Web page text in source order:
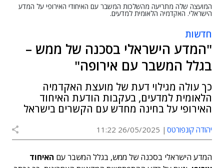
המועצה שלה מתריעה מהשלכות המשבר עם האיחודי האירופי על המדע
הישראלי. האקדמיה הלאומית למדעים.
חדשות
"המדע הישראלי בסכנה של ממש –
בגלל המשבר עם אירופה"
כך עולה מגילוי דעת של מועצת האקדמיה
הלאומית למדעים, בעקבות הודעת האיחוד
האירופי על בחינה מחדש עם הקשרים בישראל
יהודה קונפורטס 26/05/2025 11:22
המדע הישראלי בסכנה של ממש, בגלל המשבר עם האיחוד